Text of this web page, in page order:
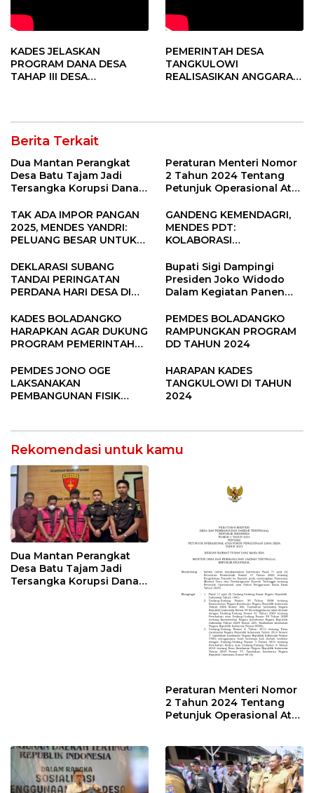
KADES JELASKAN
PROGRAM DANA DESA
TAHAP III DESA
PEMERINTAH DESA
TANGKULOWI
REALISASIKAN ANGGARAN
Berita Terkait
Dua Mantan Perangkat
Desa Batu Tajam Jadi
Tersangka Korupsi Dana
Peraturan Menteri Nomor
2 Tahun 2024 Tentang
Petunjuk Operasional Atas
Desa Tahun 2025
TAK ADA IMPOR PANGAN
2025, MENDES YANDRI:
PELUANG BESAR UNTUK
GANDENG KEMENDAGRI,
MENDES PDT:
KOLABORASI
PEMBANGUNAN DESA
DEKLARASI SUBANG
TANDAI PERINGATAN
PERDANA HARI DESA DI
Bupati Sigi Dampingi
Presiden Joko Widodo
Dalam Kegiatan Panen
Pandere
KADES BOLADANGKO
HARAPKAN AGAR DUKUNG
PROGRAM PEMERINTAH
PEMDES BOLADANGKO
RAMPUNGKAN PROGRAM
DD TAHUN 2024
PEMDES JONO OGE
LAKSANAKAN
PEMBANGUNAN FISIK
HARAPAN KADES
TANGKULOWI DI TAHUN
2024
Rekomendasi untuk kamu
Dua Mantan Perangkat
Desa Batu Tajam Jadi
Tersangka Korupsi Dana
Peraturan Menteri Nomor
2 Tahun 2024 Tentang
Petunjuk Operasional Atas